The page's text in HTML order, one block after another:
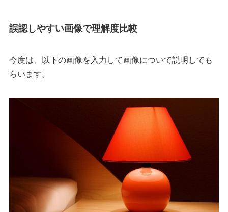
誤認しやすい画像で理解度比較
今度は、以下の画像を入力して画像について説明しても
らいます。